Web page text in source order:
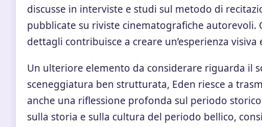
discusse in interviste e studi sul metodo di
pubblicate su riviste cinematografiche autorevoli.
dettagli contribuisce a creare un’esperienza
Un ulteriore elemento da considerare riguarda il
sceneggiatura ben strutturata, Eden riesce a
anche una riflessione profonda sul periodo
sulla storia e sulla cultura del periodo bellico,